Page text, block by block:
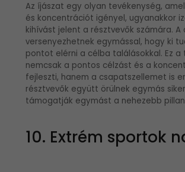
Az íjászat egy olyan tevékenység,
és koncentrációt igényel, ugyanakkor
kihívást jelent a résztvevők számára. A
versenyezhetnek egymással, hogy ki
pontot elérni a célba találásokkal. Ez a
nemcsak a pontos célzást és a
fejleszti, hanem a csapatszellemet is
résztvevők együtt örülnek egymás
támogatják egymást a nehezebb
10. Extrém sportok